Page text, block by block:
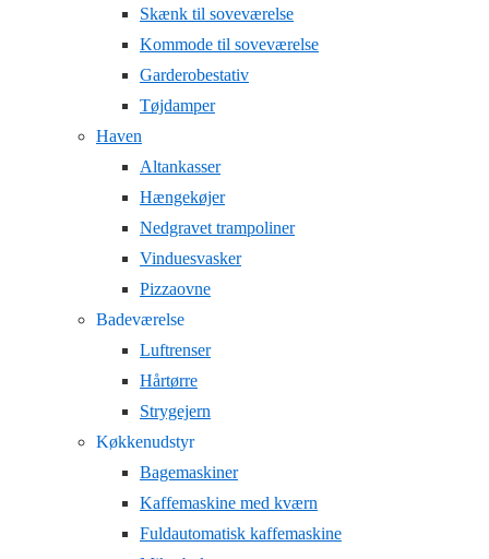
Skænk til soveværelse
Kommode til soveværelse
Garderobestativ
Tøjdamper
Haven
Altankasser
Hængekøjer
Nedgravet trampoliner
Vinduesvasker
Pizzaovne
Badeværelse
Luftrenser
Hårtørre
Strygejern
Køkkenudstyr
Bagemaskiner
Kaffemaskine med kværn
Fuldautomatisk kaffemaskine